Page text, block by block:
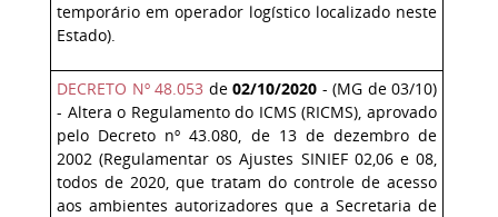
temporário em operador logístico localizado neste
Estado).
DECRETO Nº 48.053 de 02/10/2020 - (MG de 03/10)
- Altera o Regulamento do ICMS (RICMS), aprovado
pelo Decreto nº 43.080, de 13 de dezembro de
2002 (Regulamentar os Ajustes SINIEF 02,06 e 08,
todos de 2020, que tratam do controle de acesso
aos ambientes autorizadores que a Secretaria de